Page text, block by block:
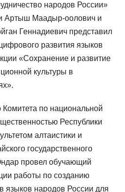
народов России»
Артыш Маадыр-оолович и
Геннадиевич представил
развития языков
«Сохранение и развитие
культуры в
по национальной
Республики
алтаистики и
государственного
провел обучающий
работы по созданию
языков народов России для